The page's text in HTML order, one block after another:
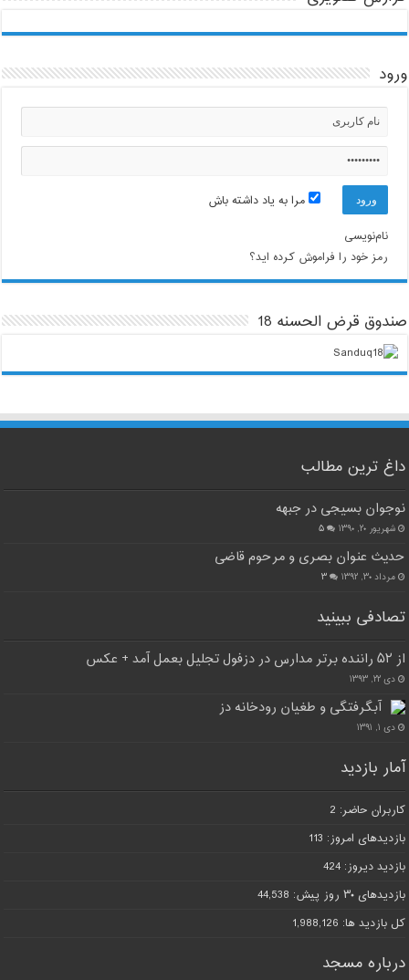
ورود
مرا به یاد داشته باش
نام‌نویسی
رمز خود را فراموش کرده اید؟
صندوق قرض الحسنه 18
داغ ترین مطالب
نوجوان بسیجی در جبهه
شهریور ۲۰, ۱۳۹۰ ۵
حدیث عنوان بصری و مرحوم قاضی
مرداد ۳۰, ۱۳۹۲ ۳
تصادفی ببینید
از ۵۲ راننده برتر مدارس در دزفول تجلیل بعمل آمد + عکس
دی ۲۲, ۱۳۹۳
آبگرفتگی و طغیان رودخانه دز
دی ۱, ۱۳۹۱
آمار بازدید
کاربران حاضر: 2
بازدیدهای امروز: 113
بازدید دیروز:424
بازدیدهای ۳۰ روز پیش:
44,538
کل بازدید ها: 1,988,126
درباره مسجد